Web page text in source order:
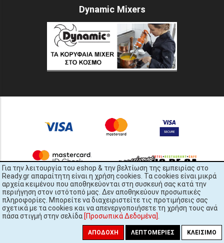
Για την λειτουργία του eshop & την βελτίωση της εμπειρίας στο
Ready.gr απαραίτητη είναι η χρήση cookies. Τα cookies είναι μικρά
αρχεία κειμένου που αποθηκεύονται στη συσκευή σας κατά την
περιήγηση στον ιστότοπό μας. Δεν αποθηκεύουν προσωπικές
πληροφορίες. Μπορείτε να διαχειριστείτε τις προτιμήσεις σας
σχετικά με τα cookies και να απενεργοποιήσετε τη χρήση τους ανά
πάσα στιγμή στην σελίδα [Προσωπικά Δεδομένα]
ΑΠΟΔΟΧΉ ΛΕΠΤΟΜΈΡΙΕΣ ΚΛΕΊΣΙΜΟ
Dynamic Mixers
READY.gr © 2022 | All Rights Reserved
448x2696